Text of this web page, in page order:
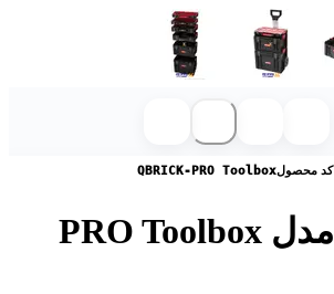
کد محصولQBRICK-PRO Toolbox
جعبه ابزار مدل PRO Toolbox